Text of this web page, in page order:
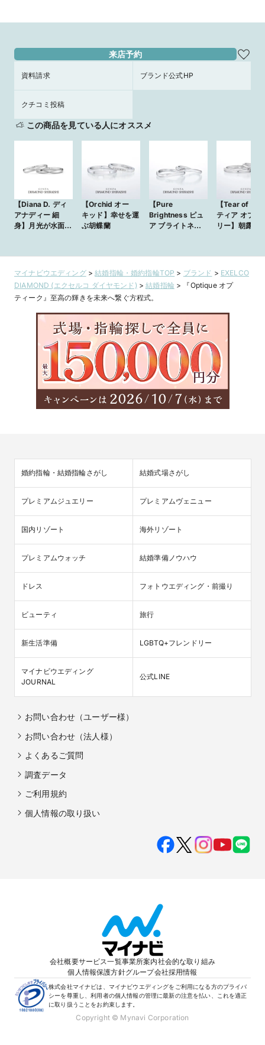
来店予約
資料請求 ブランド公式HP
クチコミ投稿
この商品を見ている人にオススメ
【Diana D. ディ
アナディー 細
身】月光が水面に
【Orchid オー
キッド】幸せを運
ぶ胡蝶蘭
【Pure
Brightness ピュ
ア ブライトネ
【Tear of Lily
ティア オブ リ
リー】朝露の
マイナビウエディング>結婚指輪・婚約指輪TOP > ブランド > EXELCO
DIAMOND (エクセルコ ダイヤモンド) >結婚指輪 >
『Optique オプ
ティーク』至高の輝きを未来へ繋ぐ方程式。
婚約指輪・結婚指輪さがし 結婚式場さがし
プレミアムジュエリー プレミアムヴェニュー
国内リゾート 海外リゾート
プレミアムウォッチ 結婚準備ノウハウ
ドレス フォトウエディング・前撮り
ビューティ 旅行
新生活準備 LGBTQ+フレンドリー
マイナビウエディング
JOURNAL
公式LINE
お問い合わせ（ユーザー様）
お問い合わせ（法人様）
よくあるご質問
調査データ
ご利用規約
個人情報の取り扱い
会社概要サービス一覧事業所案内社会的な取り組み
個人情報保護方針グループ会社採用情報
株式会社マイナビは、マイナビウエディングをご利用になる方のプライバ
シーを尊重し、利用者の個人情報の管理に最新の注意を払い、これを適正
に取り扱うことをお約束します。
Copyright © Mynavi Corporation